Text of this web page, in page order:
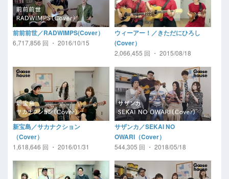
前前前世／RADWIMPS(Cover）
6,717,856 回 ・ 2016/10/15
ウィーアー！／きただにひろし
(Cover）
2,066,455 回 ・ 2015/08/18
新宝島／サカナクション
（Cover）
1,618,646 回 ・ 2016/01/31
サザンカ／SEKAI NO
OWARI（Cover）
544,305 回 ・ 2018/05/18